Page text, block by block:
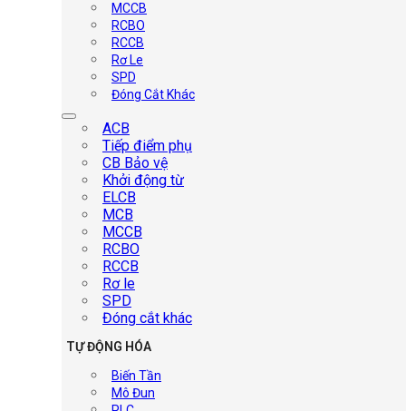
MCCB
RCBO
RCCB
Rơ Le
SPD
Đóng Cắt Khác
ACB
Tiếp điểm phụ
CB Bảo vệ
Khởi động từ
ELCB
MCB
MCCB
RCBO
RCCB
Rơ le
SPD
Đóng cắt khác
TỰ ĐỘNG HÓA
Biến Tần
Mô Đun